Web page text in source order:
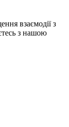
взаємодії з
з нашою